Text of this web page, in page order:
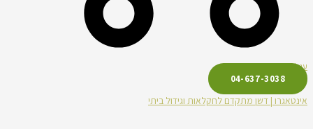
עגלת קניות
04-637-3038
אינטאגרו | דשן מתקדם לחקלאות וגידול ביתי